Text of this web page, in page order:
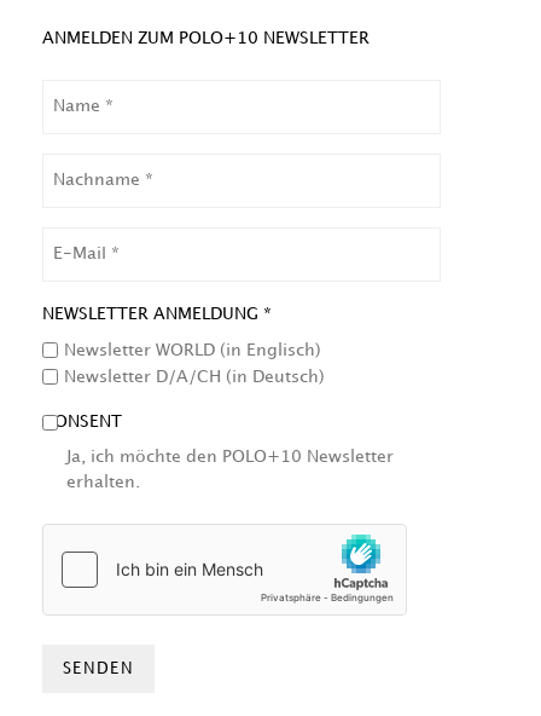
ANMELDEN ZUM POLO+10 NEWSLETTER
NEWSLETTER ANMELDUNG *
Newsletter WORLD (in Englisch)
Newsletter D/A/CH (in Deutsch)
CONSENT
Ja, ich möchte den POLO+10 Newsletter
erhalten.